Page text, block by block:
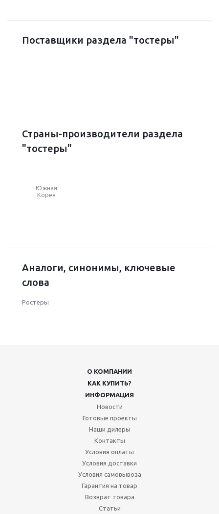
Поставщики раздела "тостеры"
Страны-производители раздела
"тостеры"
Южная
Корея
Аналоги, синонимы, ключевые
слова
Ростеры
О КОМПАНИИ
КАК КУПИТЬ?
ИНФОРМАЦИЯ
Новости
Готовые проекты
Наши дилеры
Контакты
Условия оплаты
Условия доставки
Условия самовывоза
Гарантия на товар
Возврат товара
Статьи